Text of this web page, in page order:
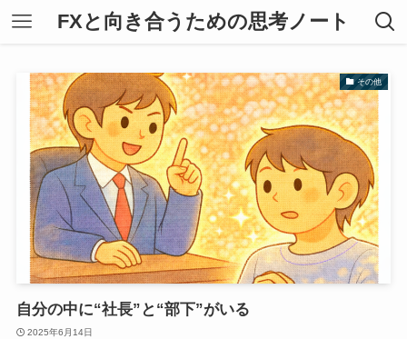
FXと向き合うための思考ノート
その他
自分の中に“社長”と“部下”がいる
2025年6月14日